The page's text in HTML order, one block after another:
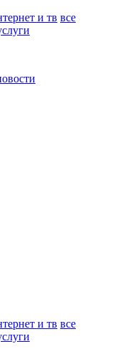
и тв все
и тв все